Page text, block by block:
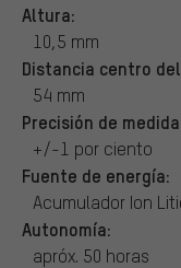
Altura:
10,5 mm
Distancia centro
54 mm
Precisión de
+/-1 por ciento
Fuente de energía:
Acumulador Ion
Autonomía:
apróx. 50 horas